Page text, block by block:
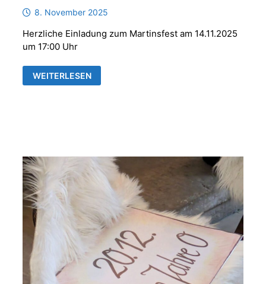
8. November 2025
Herzliche Einladung zum Martinsfest am 14.11.2025
um 17:00 Uhr
MARTINSFEST
MIT
WEITERLESEN